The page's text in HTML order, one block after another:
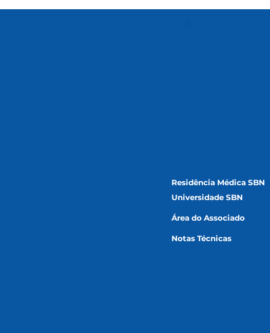
Residência Médica SBN
Universidade SBN
Área do Associado
Notas Técnicas